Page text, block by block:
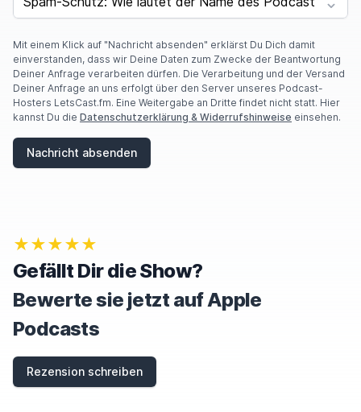
Mit einem Klick auf "Nachricht absenden" erklärst Du Dich damit
einverstanden, dass wir Deine Daten zum Zwecke der Beantwortung
Deiner Anfrage verarbeiten dürfen. Die Verarbeitung und der Versand
Deiner Anfrage an uns erfolgt über den Server unseres Podcast-
Hosters LetsCast.fm. Eine Weitergabe an Dritte findet nicht statt. Hier
kannst Du die Datenschutzerklärung & Widerrufshinweise einsehen.
Nachricht absenden
★★★★★
Gefällt Dir die Show?
Bewerte sie jetzt auf Apple
Podcasts
Rezension schreiben